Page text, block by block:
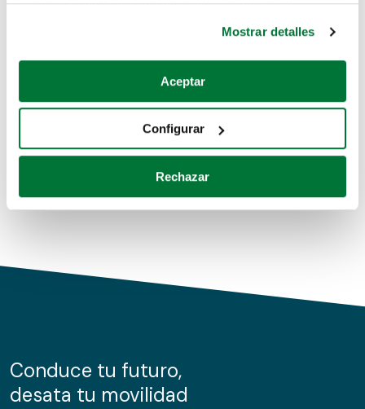
Si lo permite, también quisiéramos:
Recopilar información sobre su ubicación geográfica
Identificar su dispositivo analizándolo activamente
para buscar características específicas (huellas
Obtenga más información sobre cómo se procesan sus
de cookies.
información sobre el uso que haga del sitio web con
nuestros partners de redes sociales, publicidad y análisis
Mostrar detalles
Aceptar
Configurar
Rechazar
Coches de segunda mano
Coches de km0
Conduce tu futuro,
desata tu movilidad